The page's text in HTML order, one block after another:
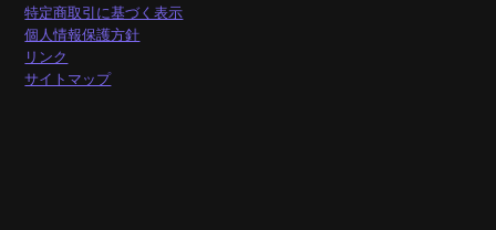
特定商取引に基づく表示
個人情報保護方針
リンク
サイトマップ